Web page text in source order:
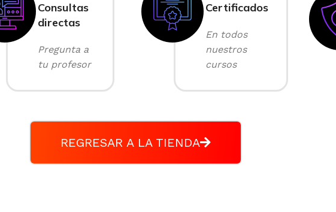
Consultas
directas
Pregunta a
tu profesor
Certificados
En todos
nuestros
cursos
REGRESAR A LA TIENDA